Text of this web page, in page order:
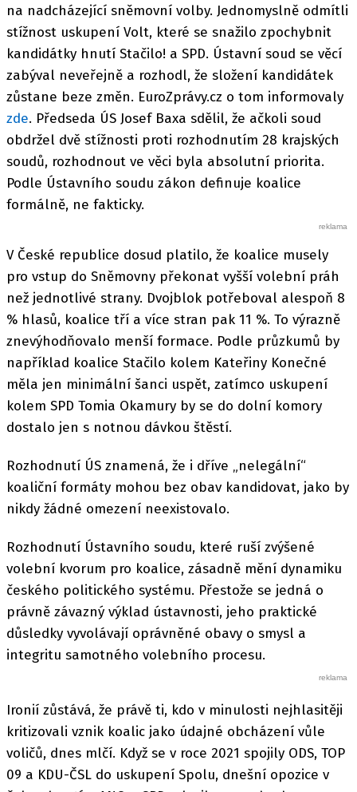
na nadcházející sněmovní volby. Jednomyslně odmítli
stížnost uskupení Volt, které se snažilo zpochybnit
kandidátky hnutí Stačilo! a SPD. Ústavní soud se věcí
zabýval neveřejně a rozhodl, že složení kandidátek
zůstane beze změn. EuroZprávy.cz o tom informovaly
zde. Předseda ÚS Josef Baxa sdělil, že ačkoli soud
obdržel dvě stížnosti proti rozhodnutím 28 krajských
soudů, rozhodnout ve věci byla absolutní priorita.
Podle Ústavního soudu zákon definuje koalice
formálně, ne fakticky.
V České republice dosud platilo, že koalice musely
pro vstup do Sněmovny překonat vyšší volební práh
než jednotlivé strany. Dvojblok potřeboval alespoň 8
% hlasů, koalice tří a více stran pak 11 %. To výrazně
znevýhodňovalo menší formace. Podle průzkumů by
například koalice Stačilo kolem Kateřiny Konečné
měla jen minimální šanci uspět, zatímco uskupení
kolem SPD Tomia Okamury by se do dolní komory
dostalo jen s notnou dávkou štěstí.
Rozhodnutí ÚS znamená, že i dříve „nelegální“
koaliční formáty mohou bez obav kandidovat, jako by
nikdy žádné omezení neexistovalo.
Rozhodnutí Ústavního soudu, které ruší zvýšené
volební kvorum pro koalice, zásadně mění dynamiku
českého politického systému. Přestože se jedná o
právně závazný výklad ústavnosti, jeho praktické
důsledky vyvolávají oprávněné obavy o smysl a
integritu samotného volebního procesu.
Ironií zůstává, že právě ti, kdo v minulosti nejhlasitěji
kritizovali vznik koalic jako údajné obcházení vůle
voličů, dnes mlčí. Když se v roce 2021 spojily ODS, TOP
09 a KDU-ČSL do uskupení Spolu, dnešní opozice v